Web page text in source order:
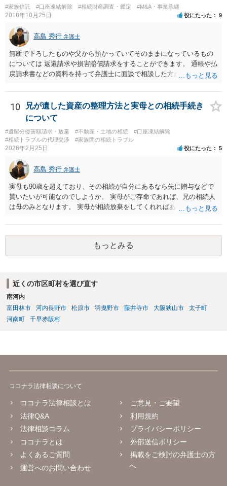
と親子関係を結びたいと思っているが、名字は変えたくない・・・養
子縁組の必要があり 氏も変更することになります。 しかし 彼は成人
しているとは言え、自分の子と私の連れ子、全て平等にしたいと希
望。もちろん私もそうできればと思います。 ・・・婚姻前の契約 あ
るいは 遺言書などで その意思を実現する方法はあります。 弁護
士に相談してみてください。
#家族信託 #口座凍結解除 #相続財産調査・鑑定 #M&A・事業承継
2018年10月25日 役にたった 9
高島 秀行 弁護士
無断で下ろしたものや父から預かっていてそのままになっているもの
については 返還請求や損害賠償請求をすることができます。 通帳や払
戻請求書などの資料を持って弁護士に面談で相談した方がよいと思い
10
兄が遺した資産の整理方法と実母との相続手続き
について
#遺留分侵害額請求・放棄 #不動産・土地の相続
#口座凍結解除
#相続トラブルの代理交渉
#家族間の相続トラブル
2026年2月25日 役にたった 5
高島 秀行 弁護士
実母も90歳を超えており、その相続が自分にあるなら先に贈与などで
貰いたいが可能なのでしようか。 実母がご存命であれば、兄の相続人
は母のみとなります。 実母が相続放棄をしてくれればあなた方兄弟及
ないと思います。
もっとみる
近くの市区町村を選び直す
南河内
富田林市
河内長野市 松原市 羽曳野市 藤井寺市 大阪狭山市
太子町
河南町
千早赤阪村
ココナラ法律相談について
ココナラ法律相談とは
法律Q&A
法律相談コラム
ココナラとは
よくあるご質問
運営へのお問い合わせ
ご意見・ご要望
利用規約
プライバシーポリシー
外部送信ポリシー
掲載をご検討の弁護士の方
へ